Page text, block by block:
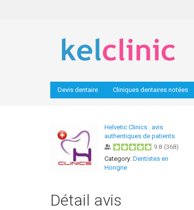
Devis dentaire Cliniques dentaires notées
Helvetic Clinics : avis
authentiques de patients
9.8 (368)
Category: Dentistes en
Hongrie
Détail avis